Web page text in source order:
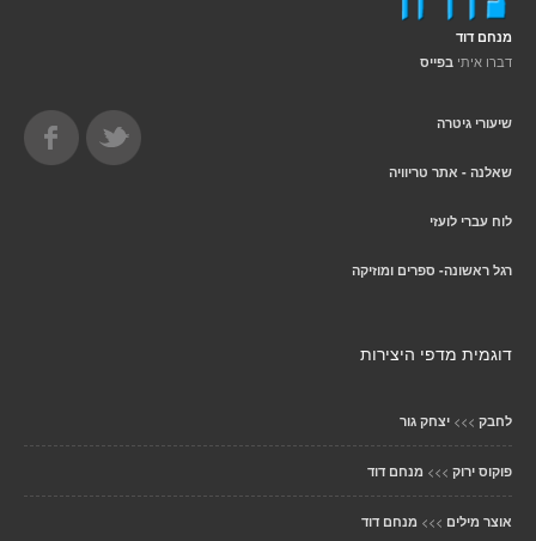
מנחם דוד
דברו איתי בפייס
שיעורי גיטרה
שאלנה - אתר טריוויה
לוח עברי לועזי
רגל ראשונה- ספרים ומוזיקה
דוגמית מדפי היצירות
לחבק >>> יצחק גור
פוקוס ירוק >>> מנחם דוד
אוצר מילים >>> מנחם דוד